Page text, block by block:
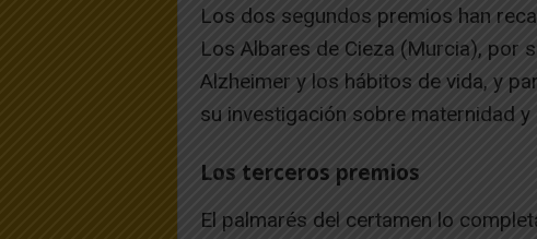
Los dos segundos premios han
Los Albares de Cieza (Murcia), por
Alzheimer y los hábitos de vida, y
su investigación sobre maternidad
Los terceros premios
El palmarés del certamen lo